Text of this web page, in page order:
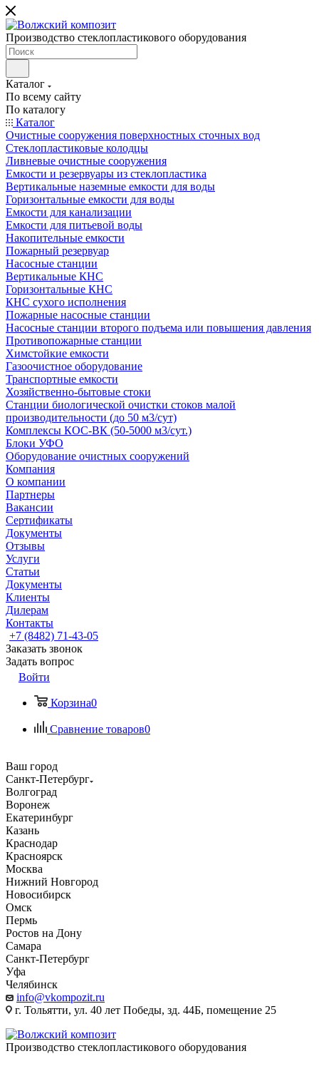
Производство стеклопластикового оборудования
Каталог
По всему сайту
По каталогу
Каталог
Очистные сооружения поверхностных сточных вод
Стеклопластиковые колодцы
Ливневые очистные сооружения
Емкости и резервуары из стеклопластика
Вертикальные наземные емкости для воды
Горизонтальные емкости для воды
Емкости для канализации
Емкости для питьевой воды
Накопительные емкости
Пожарный резервуар
Насосные станции
Вертикальные КНС
Горизонтальные КНС
КНС сухого исполнения
Пожарные насосные станции
Насосные cтанции второго подъема или повышения давления
Противопожарные станции
Химстойкие емкости
Газоочистное оборудование
Транспортные емкости
Хозяйственно-бытовые стоки
Станции биологической очистки стоков малой
производительности (до 50 м3/сут)
Комплексы КОС-ВК (50-5000 м3/сут.)
Блоки УФО
Оборудование очистных сооружений
Компания
О компании
Партнеры
Вакансии
Сертификаты
Документы
Отзывы
Услуги
Статьи
Документы
Клиенты
Дилерам
Контакты
+7 (8482) 71-43-05
Заказать звонок
Задать вопрос
Войти
Корзина0
Сравнение товаров0
Ваш город
Санкт-Петербург
Волгоград
Воронеж
Екатеринбург
Казань
Краснодар
Красноярск
Москва
Нижний Новгород
Новосибирск
Омск
Пермь
Ростов на Дону
Самара
Санкт-Петербург
Уфа
Челябинск
info@vkompozit.ru
г. Тольятти, ул. 40 лет Победы, зд. 44Б, помещение 25
Производство стеклопластикового оборудования